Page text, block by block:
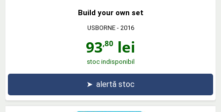
Build your own set
USBORNE- 2016
93,80 lei
stoc indisponibil
➤ alertă stoc